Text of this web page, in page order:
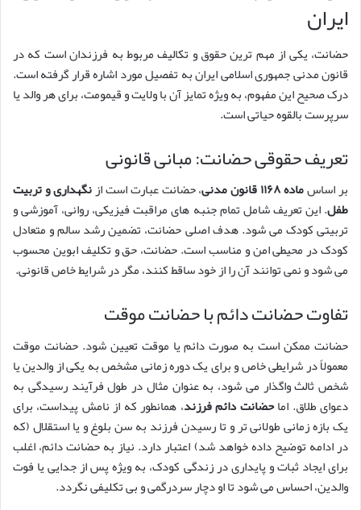
ایران
حضانت، یکی از مهم ترین حقوق و تکالیف مربوط به فرزندان است که در
قانون مدنی جمهوری اسلامی ایران به تفصیل مورد اشاره قرار گرفته است.
درک صحیح این مفهوم، به ویژه تمایز آن با ولایت و قیمومت، برای هر والد یا
سرپرست بالقوه حیاتی است.
تعریف حقوقی حضانت: مبانی قانونی
بر اساسماده ۱۱۶۸ قانون مدنی ، حضانت عبارت است ازنگهداری و تربیت
طفل. این تعریف شامل تمام جنبه های مراقبت فیزیکی، روانی، آموزشی و
تربیتی کودک می شود. هدف اصلی حضانت، تضمین رشد سالم و متعادل
کودک در محیطی امن و مناسب است. حضانت، حق و تکلیف ابوین محسوب
می شود و نمی توانند آن را از خود ساقط کنند، مگر در شرایط خاص قانونی.
تفاوت حضانت دائم با حضانت موقت
حضانت ممکن است به صورت دائم یا موقت تعیین شود. حضانت موقت
معمولاً در شرایطی خاص و برای یک دوره زمانی مشخص به یکی از والدین یا
شخص ثالث واگذار می شود، به عنوان مثال در طول فرآیند رسیدگی به
دعوای طلاق. اماحضانت دائم فرزند، همانطور که از نامش پیداست، برای
یک بازه زمانی طولانی تر و تا رسیدن فرزند به سن بلوغ و یا استقلال (که
در ادامه توضیح داده خواهد شد) اعتبار دارد. نیاز به حضانت دائم، اغلب
برای ایجاد ثبات و پایداری در زندگی کودک، به ویژه پس از جدایی یا فوت
والدین، احساس می شود تا او دچار سردرگمی و بی تکلیفی نگردد.